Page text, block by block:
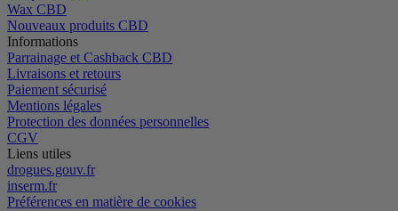
Wax CBD
Nouveaux produits CBD
Informations
Parrainage et Cashback CBD
Livraisons et retours
Paiement sécurisé
Mentions légales
Protection des données personnelles
CGV
Liens utiles
drogues.gouv.fr
inserm.fr
Préférences en matière de cookies